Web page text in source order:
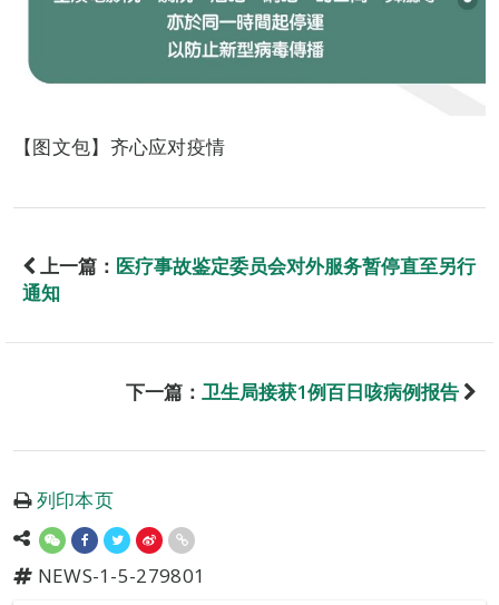
【图文包】齐心应对疫情
上一篇： 医疗事故鉴定委员会对外服务暂停直至另行
通知
下一篇： 卫生局接获1例百日咳病例报告
列印本页
NEWS-1-5-279801